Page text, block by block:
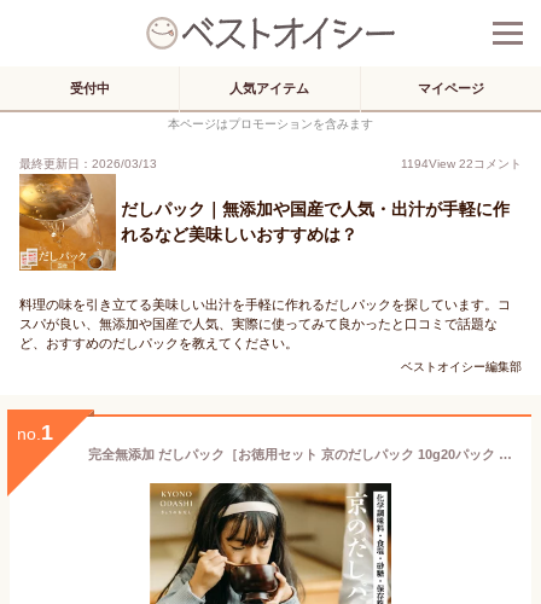
受付中 人気アイテム マイページ
本ページはプロモーションを含みます
最終更新日：2026/03/13 1194View 22コメント
だしパック｜無添加や国産で人気・出汁が手軽に作
れるなど美味しいおすすめは？
料理の味を引き立てる美味しい出汁を手軽に作れるだしパックを探しています。コ
スパが良い、無添加や国産で人気、実際に使ってみて良かったと口コミで話題な
ど、おすすめのだしパックを教えてください。
ベストオイシー編集部
no. 1
完全無添加 だしパック［お徳用セット 京のだしパック 10g20パック 選べるセット数（2袋 5袋）］無添加だしパック 出汁パック 天然だし 国産だしパック 離乳食 きょうのおだし 国産 減塩 無塩 赤ちゃん 食塩不使用 砂糖不使用